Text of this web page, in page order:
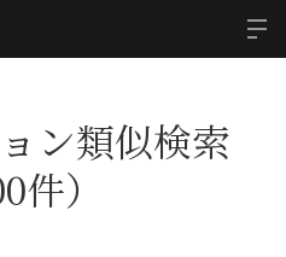
ン類似検索
件）